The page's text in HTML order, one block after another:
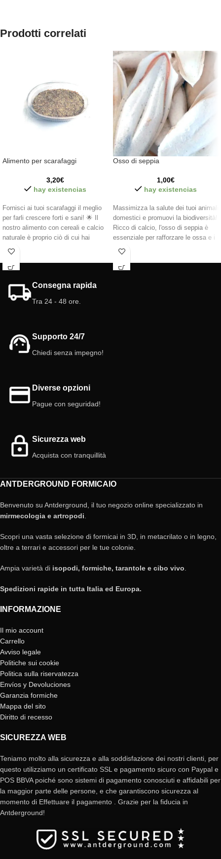
Prodotti correlati
Alimento per scarafaggi
3,20€
hay existencias
Fornisci ai tuoi scarafaggi il meglio
per farli crescere forti e sani! 🌟 Il
nostro alimento con cereali e calcio
naturale è proprio ciò di cui hai
bisogno per mantenere le tue colonie
Prenditi cura di ciò che alleva, il
Osso di seppia
1,00€
hay existencias
Massimizza la salute dei tuoi animali
domestici e promuovi la biodiversità!
Ricco di calcio, l'osso di seppia è
essenziale per rafforzare le ossa e i
gusci di una vasta gamma di
uccelli. Una risorsa naturale di cui
Consegna rapida
Tra 24 - 48 ore.
Supporto 24/7
Chiedi senza impegno!
Diverse opzioni
Pague con seguridad!
Sicurezza web
Acquista con tranquillità
ANTDERGROUND FORMICAIO
Benvenuto su Antderground, il tuo negozio online specializzato in
mirmecologia e artropodi
Scopri una vasta selezione di formicai in 3D, in metacrilato o in legno,
oltre a terrari e accessori per le tue colonie.
Ampia varietà di isopodi, formiche, tarantole e cibo vivo
Spedizioni rapide in tutta Italia ed Europa.
INFORMAZIONE
Il mio account
Carrello
Avviso legale
Politiche sui cookie
Politica sulla riservatezza
Envíos y Devoluciones
Garanzia formiche
Mappa del sito
Diritto di recesso
SICUREZZA WEB
Teniamo molto alla sicurezza e alla soddisfazione dei nostri clienti, per
questo utilizziamo un certificato SSL e pagamento sicuro con Paypal e
POS BBVA poiché sono sistemi di pagamento conosciuti e affidabili per
la maggior parte delle persone, e che garantiscono sicurezza al
momento di Effettuare il pagamento . Grazie per la fiducia in
Antderground!